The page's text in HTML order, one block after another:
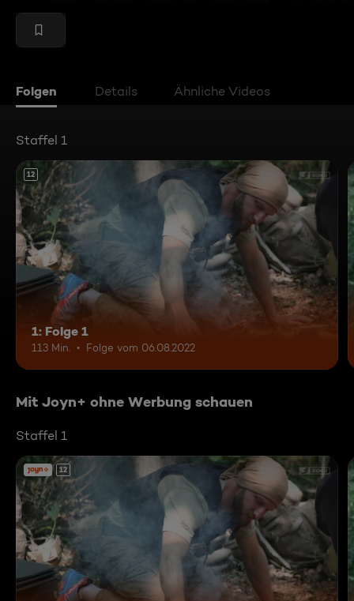
Folgen Details Ähnliche Videos
Staffel 1
12
1: Folge 1
113 Min. Folge vom 06.08.2022
Mit Joyn+ ohne Werbung schauen
Staffel 1
12